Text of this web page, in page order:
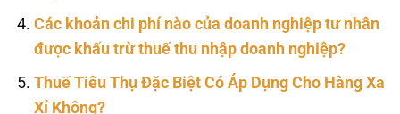
Các khoản chi phí nào của doanh nghiệp tư nhân
được khấu trừ thuế thu nhập doanh nghiệp?
Thuế Tiêu Thụ Đặc Biệt Có Áp Dụng Cho Hàng Xa
Xỉ Không?